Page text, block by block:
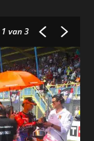
1 van 3